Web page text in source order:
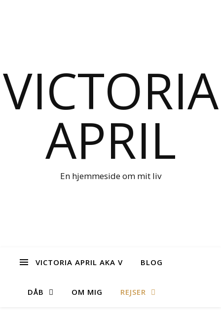
VICTORIA
APRIL
En hjemmeside om mit liv
VICTORIA APRIL AKA V BLOG
DÅB OM MIG REJSER